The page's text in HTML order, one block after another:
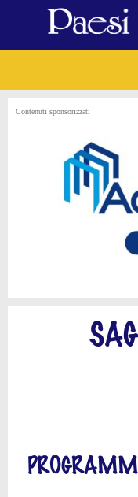
Contenuti sponsorizzati